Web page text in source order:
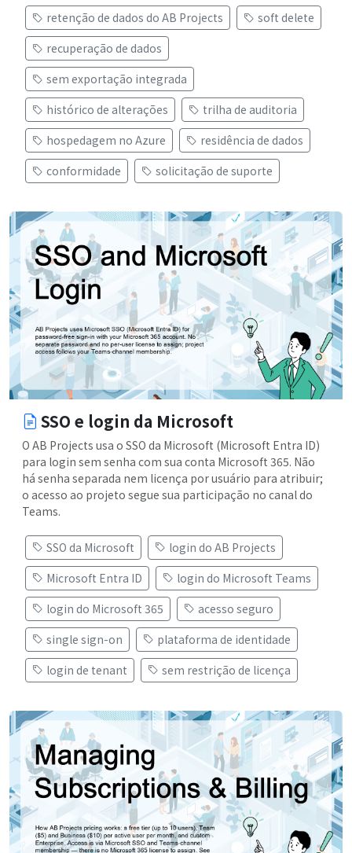
retenção de dados do AB Projects
soft delete
recuperação de dados
sem exportação integrada
histórico de alterações
trilha de auditoria
hospedagem no Azure
residência de dados
conformidade
solicitação de suporte
SSO e login da Microsoft
O AB Projects usa o SSO da Microsoft (Microsoft Entra ID)
para login sem senha com sua conta Microsoft 365. Não
há senha separada nem licença por usuário para atribuir;
o acesso ao projeto segue sua participação no canal do
Teams.
SSO da Microsoft
login do AB Projects
Microsoft Entra ID
login do Microsoft Teams
login do Microsoft 365
acesso seguro
single sign-on
plataforma de identidade
login de tenant
sem restrição de licença